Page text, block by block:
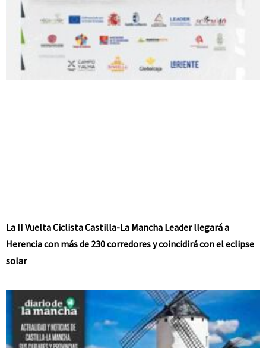
La II Vuelta Ciclista Castilla-La Mancha Leader llegará a
Herencia con más de 230 corredores y coincidirá con el eclipse
solar